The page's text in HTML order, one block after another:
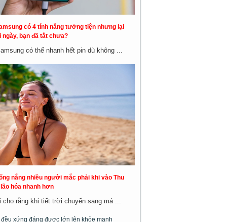
có 4 tính năng tưởng tiện nhưng lại
ngày, bạn đã tắt chưa?
có thể nhanh hết pin dù không ...
nắng nhiều người mắc phải khi vào Thu
hóa nhanh hơn
cho rằng khi tiết trời chuyển sang má ...
đều xứng đáng được lớn lên khỏe mạnh